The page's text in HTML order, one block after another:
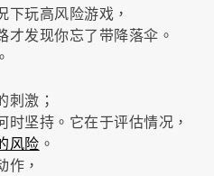
下玩高风险游戏，
才发现你忘了带降落伞。
刺激；
时坚持。它在于评估情况，
风险 。
作，